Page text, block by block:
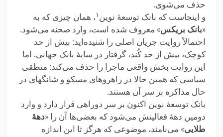
حذف می‌شوی.‏
و اینجاست که بانک توسعهٔ نوین ۱ ، همان چیزی که به
«بانک بریکس» معروف شده است، وارد صحنه می‌شود.
احتمالاً روایت ‏جریان اصلی را شنیده‌اید: بیش از حد
کوچک، بیش از حد کُند، گرفتار در سایهٔ بانک جهانی. اما
این روایت بخش واقعی ‏ماجرا را حذف می‌کند: منطقی
سیاسی که همین حالا در راهروهای مسکو و شانگهای در
حال مذاکره بر سر آن هستند.‏
بانک توسعهٔ نوین اکنون بر سر دوراهی قرار دارد و وارد
دومین دههٔ فعالیتش می‌شود که بعضی‌ها آن را «دههٔ
‏طلایی» می‌نامند، موضوعی که هرگز تا این اندازه